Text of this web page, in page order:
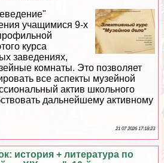
учащимися 9-х
курса
заведениях,
комнаты. Это позволяет
все аспекты музейной
актив школьного
дальнейшему активному
21 07 2026 17:18:23
история + литература по